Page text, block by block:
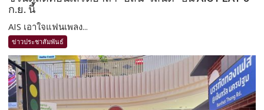
ก.ย. นี้
AIS เอาใจแฟนเพลง...
ข่าวประชาสัมพันธ์